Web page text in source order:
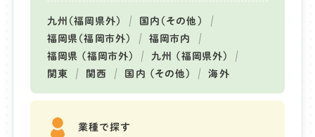
九州（福岡県外）
国内（その他）
福岡県（福岡市外）
福岡市内
福岡県 (福岡市外)
九州 (福岡県外)
関東
関西 国内 (その他) 海外
業種で探す